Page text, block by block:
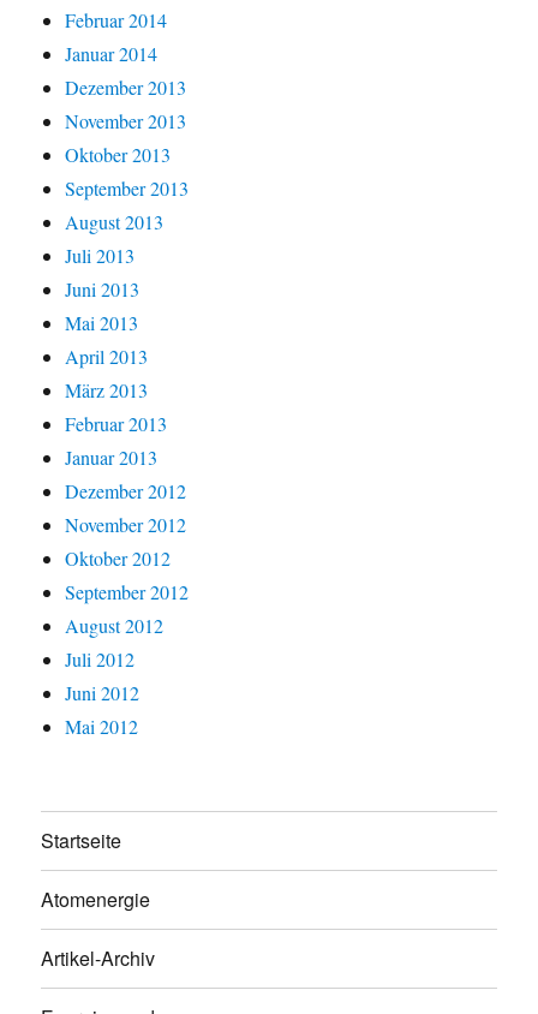
Februar 2014
Januar 2014
Dezember 2013
November 2013
Oktober 2013
September 2013
August 2013
Juli 2013
Juni 2013
Mai 2013
April 2013
März 2013
Februar 2013
Januar 2013
Dezember 2012
November 2012
Oktober 2012
September 2012
August 2012
Juli 2012
Juni 2012
Mai 2012
Startseite
Atomenergie
Artikel-Archiv